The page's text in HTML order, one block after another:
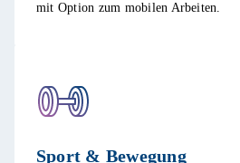
mit Option zum mobilen Arbeiten. ​
Sport & Bewegung​